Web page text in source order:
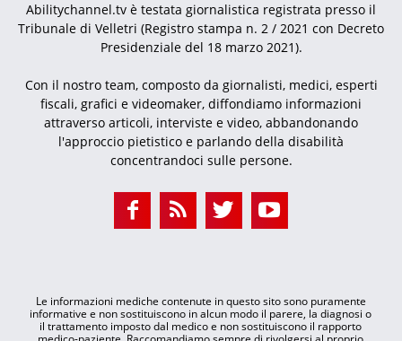
Abilitychannel.tv è testata giornalistica registrata presso il
Tribunale di Velletri (Registro stampa n. 2 / 2021 con Decreto
Presidenziale del 18 marzo 2021).
Con il nostro team, composto da giornalisti, medici, esperti
fiscali, grafici e videomaker, diffondiamo informazioni
attraverso articoli, interviste e video, abbandonando
l'approccio pietistico e parlando della disabilità
concentrandoci sulle persone.
Le informazioni mediche contenute in questo sito sono puramente
informative e non sostituiscono in alcun modo il parere, la diagnosi o
il trattamento imposto dal medico e non sostituiscono il rapporto